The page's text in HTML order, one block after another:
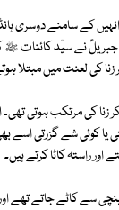
کے سامنے دوسری
نے سیّد کائنات ﷺ کو
کی لعنت میں مبتلا
کی مرتکب ہوتی تھی۔
یا کوئی شے گزرتی
راستہ کاٹا کرتے ہیں۔
سے کاٹے جاتے تھے